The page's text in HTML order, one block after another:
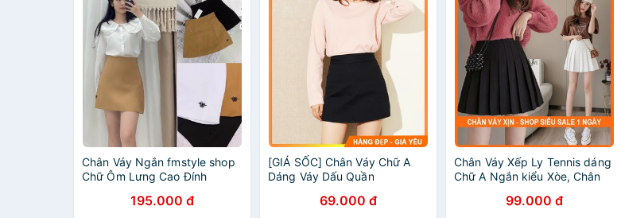
Chân Váy Ngắn fmstyle shop
Chữ Ôm Lưng Cao Đính
Dáng Công Sở 220331031
195.000 đ
[GIÁ SỐC] Chân Váy Chữ A
Dáng Váy Dấu Quần
69.000 đ
Chân Váy Xếp Ly Tennis dáng
Chữ A Ngắn kiểu Xòe, Chân
Sở - có quần trong không lộ
99.000 đ